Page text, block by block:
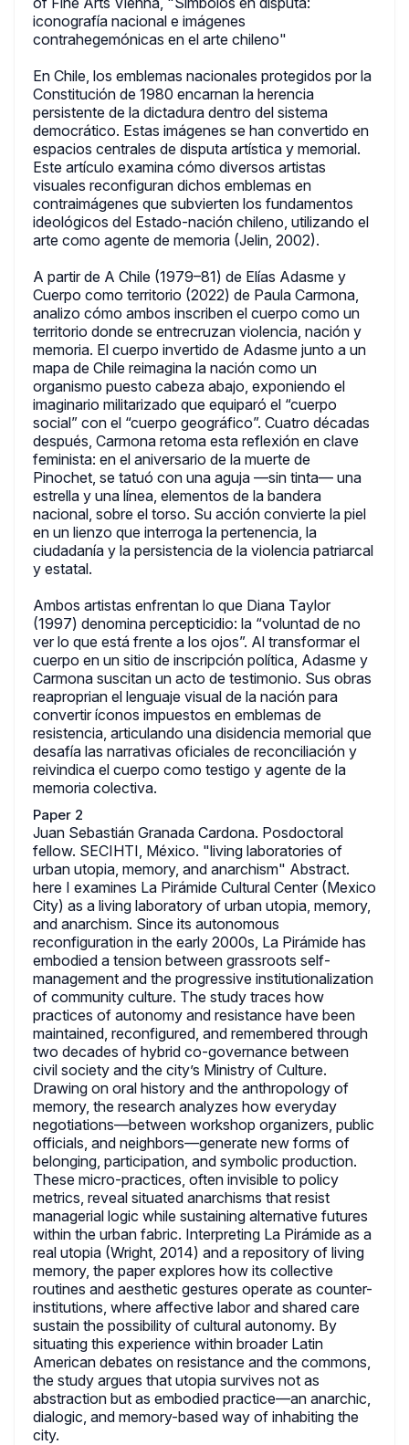
iconografía nacional e imágenes
contrahegemónicas en el arte chileno"
En Chile, los emblemas nacionales protegidos por la
Constitución de 1980 encarnan la herencia
persistente de la dictadura dentro del sistema
democrático. Estas imágenes se han convertido en
espacios centrales de disputa artística y memorial.
Este artículo examina cómo diversos artistas
visuales reconfiguran dichos emblemas en
contraimágenes que subvierten los fundamentos
ideológicos del Estado-nación chileno, utilizando el
arte como agente de memoria (Jelin, 2002).
A partir de A Chile (1979–81) de Elías Adasme y
Cuerpo como territorio (2022) de Paula Carmona,
analizo cómo ambos inscriben el cuerpo como un
territorio donde se entrecruzan violencia, nación y
memoria. El cuerpo invertido de Adasme junto a un
mapa de Chile reimagina la nación como un
organismo puesto cabeza abajo, exponiendo el
imaginario militarizado que equiparó el “cuerpo
social” con el “cuerpo geográfico”. Cuatro décadas
después, Carmona retoma esta reflexión en clave
feminista: en el aniversario de la muerte de
Pinochet, se tatuó con una aguja —sin tinta— una
estrella y una línea, elementos de la bandera
nacional, sobre el torso. Su acción convierte la piel
en un lienzo que interroga la pertenencia, la
ciudadanía y la persistencia de la violencia patriarcal
y estatal.
Ambos artistas enfrentan lo que Diana Taylor
(1997) denomina percepticidio: la “voluntad de no
ver lo que está frente a los ojos”. Al transformar el
cuerpo en un sitio de inscripción política, Adasme y
Carmona suscitan un acto de testimonio. Sus obras
reaproprian el lenguaje visual de la nación para
convertir íconos impuestos en emblemas de
resistencia, articulando una disidencia memorial que
desafía las narrativas oficiales de reconciliación y
reivindica el cuerpo como testigo y agente de la
memoria colectiva.
Paper 2
Juan Sebastián Granada Cardona. Posdoctoral
fellow. SECIHTI, México. "living laboratories of
urban utopia, memory, and anarchism" Abstract.
here I examines La Pirámide Cultural Center (Mexico
City) as a living laboratory of urban utopia, memory,
and anarchism. Since its autonomous
reconfiguration in the early 2000s, La Pirámide has
embodied a tension between grassroots self-
management and the progressive institutionalization
of community culture. The study traces how
practices of autonomy and resistance have been
maintained, reconfigured, and remembered through
two decades of hybrid co-governance between
civil society and the city’s Ministry of Culture.
Drawing on oral history and the anthropology of
memory, the research analyzes how everyday
negotiations—between workshop organizers, public
officials, and neighbors—generate new forms of
belonging, participation, and symbolic production.
These micro-practices, often invisible to policy
metrics, reveal situated anarchisms that resist
managerial logic while sustaining alternative futures
within the urban fabric. Interpreting La Pirámide as a
real utopia (Wright, 2014) and a repository of living
memory, the paper explores how its collective
routines and aesthetic gestures operate as counter-
institutions, where affective labor and shared care
sustain the possibility of cultural autonomy. By
situating this experience within broader Latin
American debates on resistance and the commons,
the study argues that utopia survives not as
abstraction but as embodied practice—an anarchic,
dialogic, and memory-based way of inhabiting the
city.